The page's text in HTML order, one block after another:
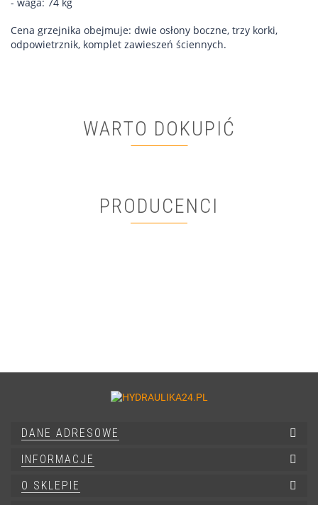
Cena grzejnika obejmuje: dwie osłony boczne, trzy korki,
odpowietrznik, komplet zawieszeń ściennych.
WARTO DOKUPIĆ
PRODUCENCI
DANE ADRESOWE
INFORMACJE
O SKLEPIE